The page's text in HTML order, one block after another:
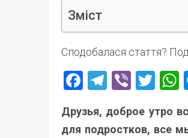
Зміст
Сподобалася стаття?
Facebook
Telegram
Viber
Друзья, доброе утро
для подростков, все